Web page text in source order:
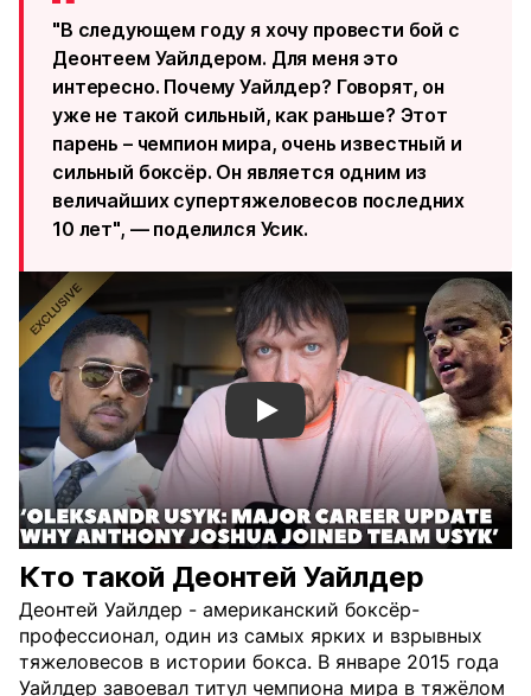
"В следующем году я хочу провести бой с
Деонтеем Уайлдером. Для меня это
интересно. Почему Уайлдер? Говорят, он
уже не такой сильный, как раньше? Этот
парень – чемпион мира, очень известный и
сильный боксёр. Он является одним из
величайших супертяжеловесов последних
10 лет", — поделился Усик.
Смотреть видео YouTube
Кто такой Деонтей Уайлдер
Деонтей Уайлдер - американский боксёр-
профессионал, один из самых ярких и взрывных
тяжеловесов в истории бокса. В январе 2015 года
Уайлдер завоевал титул чемпиона мира в тяжёлом